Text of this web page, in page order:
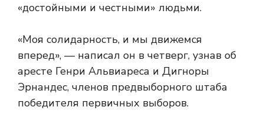
«достойными и честными» людьми.
«Моя солидарность, и мы движемся
вперед», — написал он в четверг, узнав об
аресте Генри Альвиареса и Дигноры
Эрнандес, членов предвыборного штаба
победителя первичных выборов.